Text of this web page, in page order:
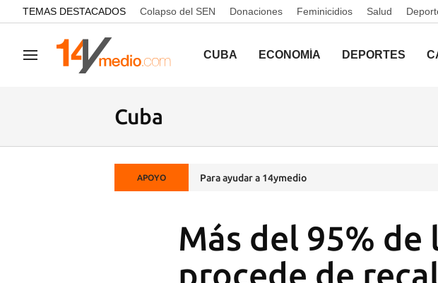
common.go-to-content
TEMAS DESTACADOS Colapso del SEN Donaciones Feminicidios Salud
Navegación CUBA ECONOMÍA DEPORTES
Cuba
APOYO Para ayudar a 14ymedio
Más del 95%
procede de